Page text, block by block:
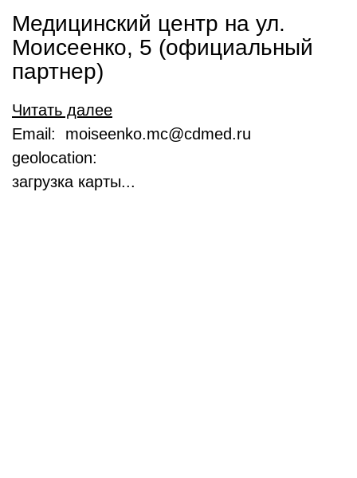
Медицинский центр на ул.
Моисеенко, 5 (официальный
партнер)
Читать далее
Email: moiseenko.mc@cdmed.ru
geolocation:
загрузка карты...